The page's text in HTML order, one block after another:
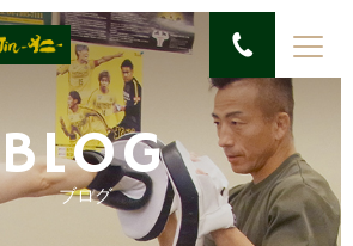
BLOG
ブログ